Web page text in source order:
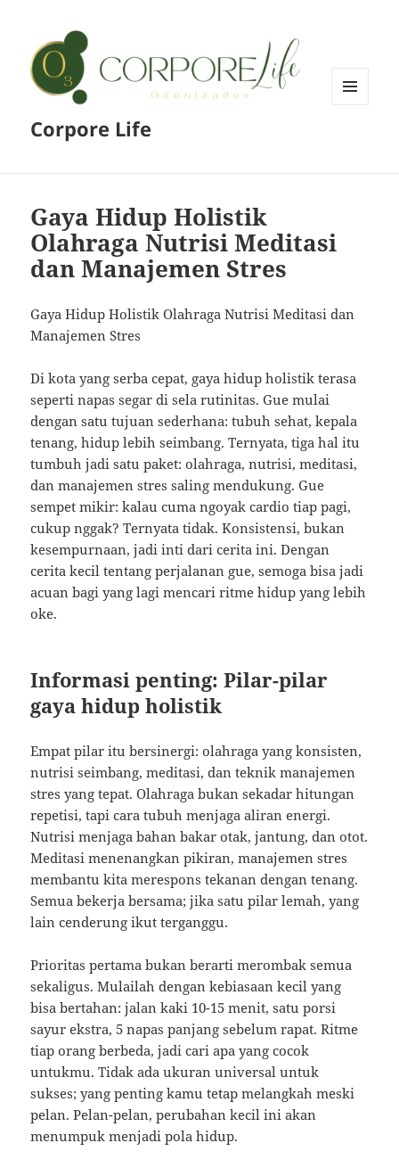
Corpore Life
Gaya Hidup Holistik
Olahraga Nutrisi Meditasi
dan Manajemen Stres
Gaya Hidup Holistik Olahraga Nutrisi Meditasi dan
Manajemen Stres
Di kota yang serba cepat, gaya hidup holistik terasa
seperti napas segar di sela rutinitas. Gue mulai
dengan satu tujuan sederhana: tubuh sehat, kepala
tenang, hidup lebih seimbang. Ternyata, tiga hal itu
tumbuh jadi satu paket: olahraga, nutrisi, meditasi,
dan manajemen stres saling mendukung. Gue
sempet mikir: kalau cuma ngoyak cardio tiap pagi,
cukup nggak? Ternyata tidak. Konsistensi, bukan
kesempurnaan, jadi inti dari cerita ini. Dengan
cerita kecil tentang perjalanan gue, semoga bisa jadi
acuan bagi yang lagi mencari ritme hidup yang lebih
oke.
Informasi penting: Pilar-pilar
gaya hidup holistik
Empat pilar itu bersinergi: olahraga yang konsisten,
nutrisi seimbang, meditasi, dan teknik manajemen
stres yang tepat. Olahraga bukan sekadar hitungan
repetisi, tapi cara tubuh menjaga aliran energi.
Nutrisi menjaga bahan bakar otak, jantung, dan otot.
Meditasi menenangkan pikiran, manajemen stres
membantu kita merespons tekanan dengan tenang.
Semua bekerja bersama; jika satu pilar lemah, yang
lain cenderung ikut terganggu.
Prioritas pertama bukan berarti merombak semua
sekaligus. Mulailah dengan kebiasaan kecil yang
bisa bertahan: jalan kaki 10-15 menit, satu porsi
sayur ekstra, 5 napas panjang sebelum rapat. Ritme
tiap orang berbeda, jadi cari apa yang cocok
untukmu. Tidak ada ukuran universal untuk
sukses; yang penting kamu tetap melangkah meski
pelan. Pelan-pelan, perubahan kecil ini akan
menumpuk menjadi pola hidup.